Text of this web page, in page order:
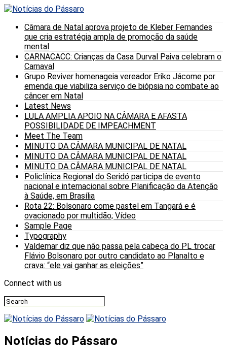
Câmara de Natal aprova projeto de Kleber Fernandes
que cria estratégia ampla de promoção da saúde
mental
CARNACACC: Crianças da Casa Durval Paiva celebram o
Carnaval
Grupo Reviver homenageia vereador Eriko Jácome por
emenda que viabiliza serviço de biópsia no combate ao
câncer em Natal
Latest News
LULA AMPLIA APOIO NA CÂMARA E AFASTA
POSSIBILIDADE DE IMPEACHMENT
Meet The Team
MINUTO DA CÂMARA MUNICIPAL DE NATAL
MINUTO DA CÂMARA MUNICIPAL DE NATAL
MINUTO DA CÂMARA MUNICIPAL DE NATAL
Policlínica Regional do Seridó participa de evento
nacional e internacional sobre Planificação da Atenção
à Saúde, em Brasília
Rota 22: Bolsonaro come pastel em Tangará e é
ovacionado por multidão; Vídeo
Sample Page
Typography
Valdemar diz que não passa pela cabeça do PL trocar
Flávio Bolsonaro por outro candidato ao Planalto e
crava: “ele vai ganhar as eleições”
Connect with us
Notícias do Pássaro